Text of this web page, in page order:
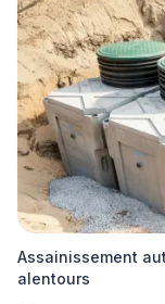
Assainissement
alentours